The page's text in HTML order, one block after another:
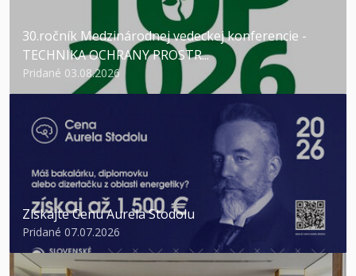
30.ročník Medzinárodnej vedeckej konferencie -
TECHNIKA OCHRANY PROSTR...
Pridané 03.08.2026
Získajte Cenu Aurela Stodolu
Pridané 07.07.2026